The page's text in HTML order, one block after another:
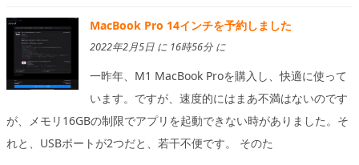
MacBook Pro 14インチを予約しました
2022年2月5日 に 16時56分 に
一昨年、M1 MacBook Proを購入し、快適に使って
います。ですが、速度的にはまあ不満はないのです
が、メモリ16GBの制限でアプリを起動できない時がありました。そ
れと、USBポートが2つだと、若干不便です。 そのた